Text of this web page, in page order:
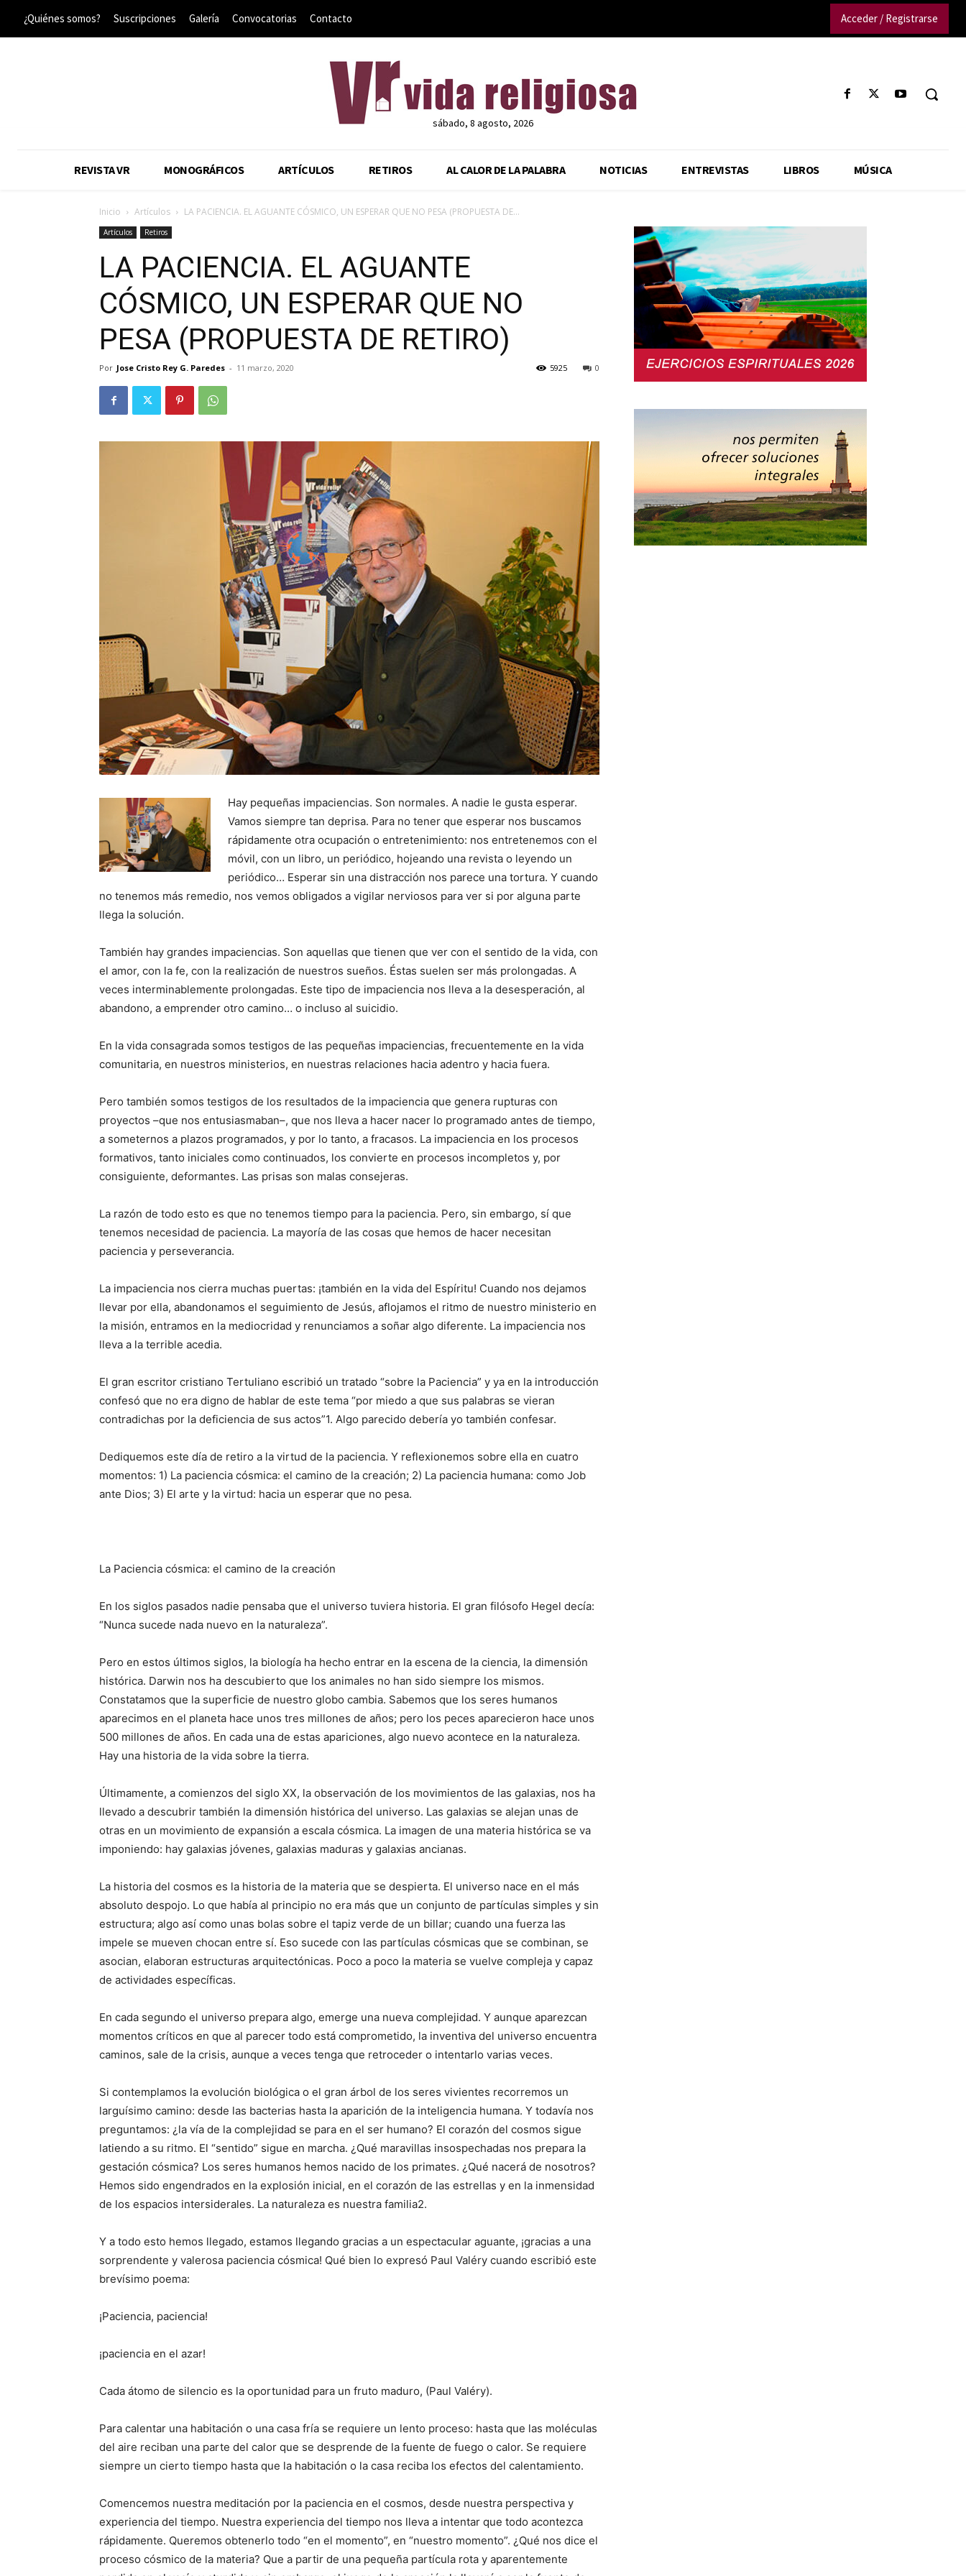
¿Quiénes somos? Suscripciones Galería Convocatorias Contacto Acceder / Registrarse
sábado, 8 agosto, 2026
REVISTA VR MONOGRÁFICOS ARTÍCULOS RETIROS AL CALOR DE LA PALABRA NOTICIAS ENTREVISTAS LIBROS MÚSICA
Inicio Artículos LA PACIENCIA. EL AGUANTE CÓSMICO, UN ESPERAR QUE NO PESA (PROPUESTA DE...
Artículos Retiros
LA PACIENCIA. EL AGUANTE
CÓSMICO, UN ESPERAR QUE NO
PESA (PROPUESTA DE RETIRO)
Por Jose Cristo Rey G. Paredes - 11 marzo, 2020 0
5925
Hay pequeñas impaciencias. Son normales. A nadie le gusta esperar.
Vamos siempre tan deprisa. Para no tener que esperar nos buscamos
rápidamente otra ocupación o entretenimiento: nos entretenemos con el
móvil, con un libro, un periódico, hojeando una revista o leyendo un
periódico… Esperar sin una distracción nos parece una tortura. Y cuando
no tenemos más remedio, nos vemos obligados a vigilar nerviosos para ver si por alguna parte
llega la solución.
También hay grandes impaciencias. Son aquellas que tienen que ver con el sentido de la vida, con
el amor, con la fe, con la realización de nuestros sueños. Éstas suelen ser más prolongadas. A
veces interminablemente prolongadas. Este tipo de impaciencia nos lleva a la desesperación, al
abandono, a emprender otro camino… o incluso al suicidio.
En la vida consagrada somos testigos de las pequeñas impaciencias, frecuentemente en la vida
comunitaria, en nuestros ministerios, en nuestras relaciones hacia adentro y hacia fuera.
Pero también somos testigos de los resultados de la impaciencia que genera rupturas con
proyectos –que nos entusiasmaban–, que nos lleva a hacer nacer lo programado antes de tiempo,
a someternos a plazos programados, y por lo tanto, a fracasos. La impaciencia en los procesos
formativos, tanto iniciales como continuados, los convierte en procesos incompletos y, por
consiguiente, deformantes. Las prisas son malas consejeras.
La razón de todo esto es que no tenemos tiempo para la paciencia. Pero, sin embargo, sí que
tenemos necesidad de paciencia. La mayoría de las cosas que hemos de hacer necesitan
paciencia y perseverancia.
La impaciencia nos cierra muchas puertas: ¡también en la vida del Espíritu! Cuando nos dejamos
llevar por ella, abandonamos el seguimiento de Jesús, aflojamos el ritmo de nuestro ministerio en
la misión, entramos en la mediocridad y renunciamos a soñar algo diferente. La impaciencia nos
lleva a la terrible acedia.
El gran escritor cristiano Tertuliano escribió un tratado “sobre la Paciencia” y ya en la introducción
confesó que no era digno de hablar de este tema “por miedo a que sus palabras se vieran
contradichas por la deficiencia de sus actos”1. Algo parecido debería yo también confesar.
Dediquemos este día de retiro a la virtud de la paciencia. Y reflexionemos sobre ella en cuatro
momentos: 1) La paciencia cósmica: el camino de la creación; 2) La paciencia humana: como Job
ante Dios; 3) El arte y la virtud: hacia un esperar que no pesa.
La Paciencia cósmica: el camino de la creación
En los siglos pasados nadie pensaba que el universo tuviera historia. El gran filósofo Hegel decía:
“Nunca sucede nada nuevo en la naturaleza”.
Pero en estos últimos siglos, la biología ha hecho entrar en la escena de la ciencia, la dimensión
histórica. Darwin nos ha descubierto que los animales no han sido siempre los mismos.
Constatamos que la superficie de nuestro globo cambia. Sabemos que los seres humanos
aparecimos en el planeta hace unos tres millones de años; pero los peces aparecieron hace unos
500 millones de años. En cada una de estas apariciones, algo nuevo acontece en la naturaleza.
Hay una historia de la vida sobre la tierra.
Últimamente, a comienzos del siglo XX, la observación de los movimientos de las galaxias, nos ha
llevado a descubrir también la dimensión histórica del universo. Las galaxias se alejan unas de
otras en un movimiento de expansión a escala cósmica. La imagen de una materia histórica se va
imponiendo: hay galaxias jóvenes, galaxias maduras y galaxias ancianas.
La historia del cosmos es la historia de la materia que se despierta. El universo nace en el más
absoluto despojo. Lo que había al principio no era más que un conjunto de partículas simples y sin
estructura; algo así como unas bolas sobre el tapiz verde de un billar; cuando una fuerza las
impele se mueven chocan entre sí. Eso sucede con las partículas cósmicas que se combinan, se
asocian, elaboran estructuras arquitectónicas. Poco a poco la materia se vuelve compleja y capaz
de actividades específicas.
En cada segundo el universo prepara algo, emerge una nueva complejidad. Y aunque aparezcan
momentos críticos en que al parecer todo está comprometido, la inventiva del universo encuentra
caminos, sale de la crisis, aunque a veces tenga que retroceder o intentarlo varias veces.
Si contemplamos la evolución biológica o el gran árbol de los seres vivientes recorremos un
larguísimo camino: desde las bacterias hasta la aparición de la inteligencia humana. Y todavía nos
preguntamos: ¿la vía de la complejidad se para en el ser humano? El corazón del cosmos sigue
latiendo a su ritmo. El “sentido” sigue en marcha. ¿Qué maravillas insospechadas nos prepara la
gestación cósmica? Los seres humanos hemos nacido de los primates. ¿Qué nacerá de nosotros?
Hemos sido engendrados en la explosión inicial, en el corazón de las estrellas y en la inmensidad
de los espacios intersiderales. La naturaleza es nuestra familia2.
Y a todo esto hemos llegado, estamos llegando gracias a un espectacular aguante, ¡gracias a una
sorprendente y valerosa paciencia cósmica! Qué bien lo expresó Paul Valéry cuando escribió este
brevísimo poema:
¡Paciencia, paciencia!
¡paciencia en el azar!
Cada átomo de silencio es la oportunidad para un fruto maduro, (Paul Valéry).
Para calentar una habitación o una casa fría se requiere un lento proceso: hasta que las moléculas
del aire reciban una parte del calor que se desprende de la fuente de fuego o calor. Se requiere
siempre un cierto tiempo hasta que la habitación o la casa reciba los efectos del calentamiento.
Comencemos nuestra meditación por la paciencia en el cosmos, desde nuestra perspectiva y
experiencia del tiempo. Nuestra experiencia del tiempo nos lleva a intentar que todo acontezca
rápidamente. Queremos obtenerlo todo “en el momento”, en “nuestro momento”. ¿Qué nos dice el
proceso cósmico de la materia? Que a partir de una pequeña partícula rota y aparentemente